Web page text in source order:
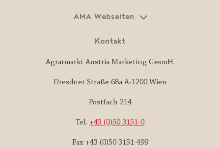
AMA Webseiten
Kontakt
Agrarmarkt Austria Marketing GesmH.
Dresdner Straße 68a A-1200 Wien
Postfach 214
Tel. +43 (0)50 3151-0
Fax +43 (0)50 3151-499